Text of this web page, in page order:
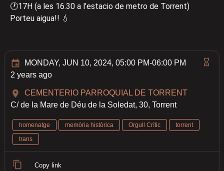
🕐17H (a les 16.30 a l’estacio de metro de Torrent)
Porteu aigua!! 💧
MONDAY, JUN 10, 2024, 05:00 PM-06:00 PM
2 years ago
CEMENTERIO PARROQUIAL DE TORRENT
C/ de la Mare de Déu de la Soledat, 30, Torrent
homenatge memòria històrica Orgull Crític
torrent
trans
Copy link